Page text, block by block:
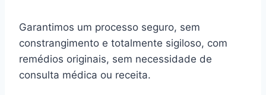
Garantimos um processo seguro, sem
constrangimento e totalmente sigiloso, com
remédios originais, sem necessidade de
consulta médica ou receita.